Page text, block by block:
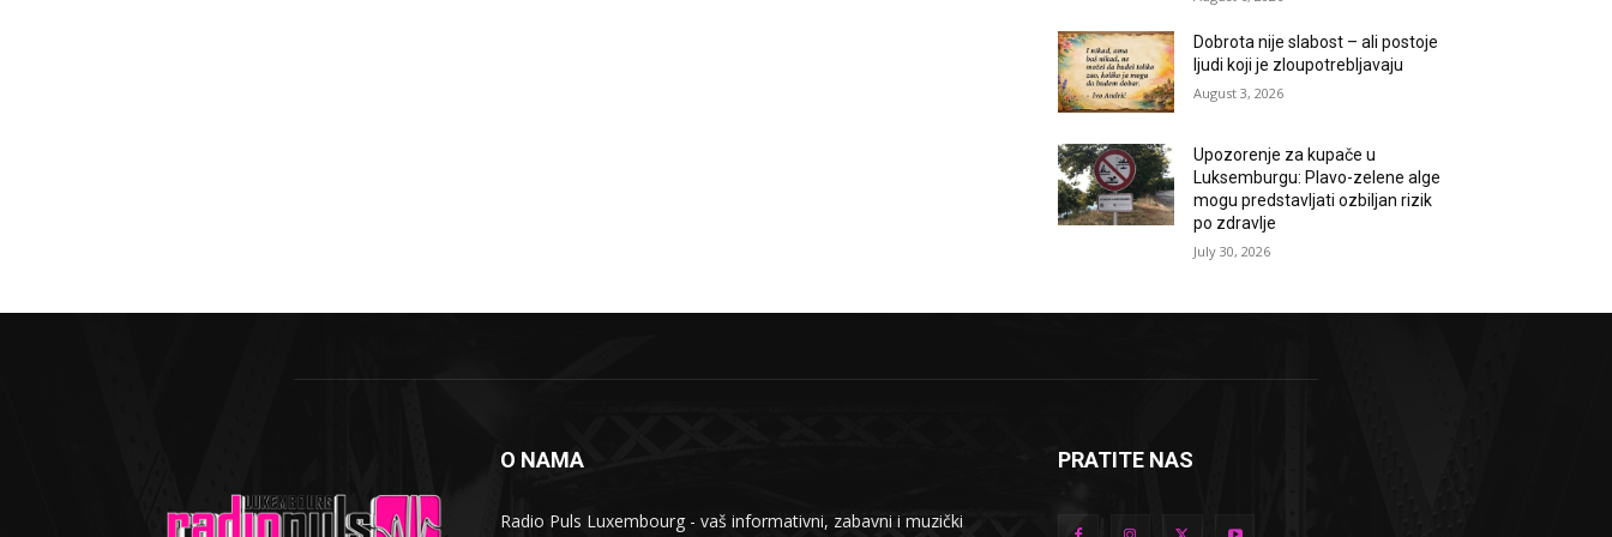
Dobrota nije slabost – ali postoje
ljudi koji je zloupotrebljavaju
August 3, 2026
Upozorenje za kupače u
Luksemburgu: Plavo-zelene alge
mogu predstavljati ozbiljan rizik
po zdravlje
July 30, 2026
O NAMA
Radio Puls Luxembourg - vaš informativni, zabavni i muzički
PRATITE NAS